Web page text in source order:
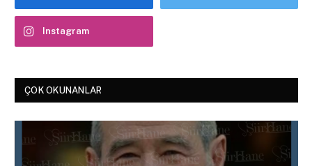
Instagram
ÇOK OKUNANLAR